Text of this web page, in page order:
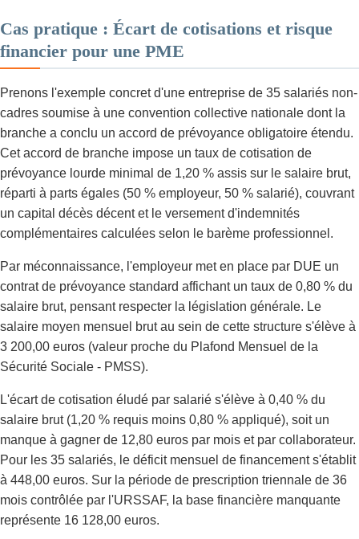
Cas pratique : Écart de cotisations et risque
financier pour une PME
Prenons l'exemple concret d'une entreprise de 35 salariés non-
cadres soumise à une convention collective nationale dont la
branche a conclu un accord de prévoyance obligatoire étendu.
Cet accord de branche impose un taux de cotisation de
prévoyance lourde minimal de 1,20 % assis sur le salaire brut,
réparti à parts égales (50 % employeur, 50 % salarié), couvrant
un capital décès décent et le versement d'indemnités
complémentaires calculées selon le barème professionnel.
Par méconnaissance, l'employeur met en place par DUE un
contrat de prévoyance standard affichant un taux de 0,80 % du
salaire brut, pensant respecter la législation générale. Le
salaire moyen mensuel brut au sein de cette structure s'élève à
3 200,00 euros (valeur proche du Plafond Mensuel de la
Sécurité Sociale - PMSS).
L'écart de cotisation éludé par salarié s'élève à 0,40 % du
salaire brut (1,20 % requis moins 0,80 % appliqué), soit un
manque à gagner de 12,80 euros par mois et par collaborateur.
Pour les 35 salariés, le déficit mensuel de financement s'établit
à 448,00 euros. Sur la période de prescription triennale de 36
mois contrôlée par l'URSSAF, la base financière manquante
représente 16 128,00 euros.